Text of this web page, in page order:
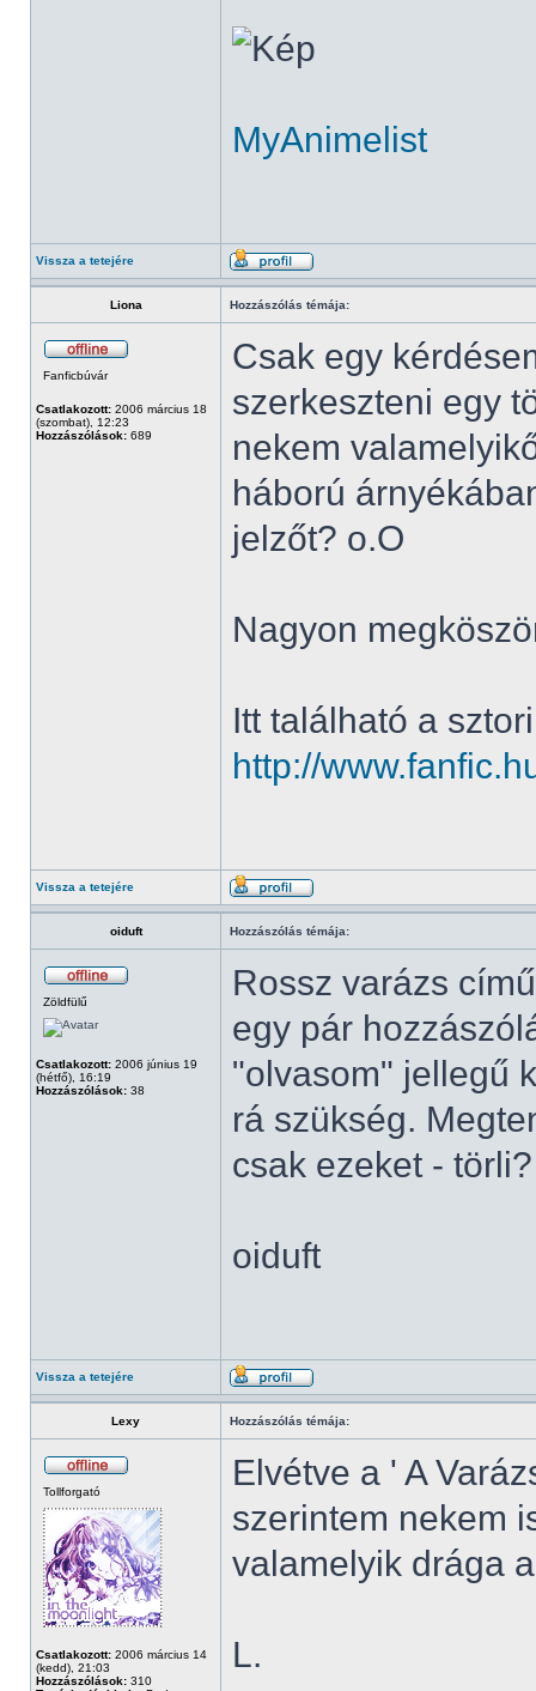
MyAnimelist
Vissza a tetejére
Liona Hozzászólás témája:
Fanficbúvár
Csatlakozott: 2006 március 18
(szombat), 12:23
Hozzászólások: 689
Csak egy
szerkeszteni egy
nekem
háború
jelzőt? o.O
Nagyon
Itt található a
http://
Vissza a tetejére
oiduft Hozzászólás témája:
Zöldfülű
Csatlakozott: 2006 június 19
(hétfő), 16:19
Hozzászólások: 38
Rossz varázs
egy pár
"olvasom" jellegű
rá szükség.
csak ezeket -
oiduft
Vissza a tetejére
Lexy Hozzászólás témája:
Tollforgató
Csatlakozott: 2006 március 14
(kedd), 21:03
Hozzászólások: 310
Elvétve a ' A
szerintem nekem
valamelyik drága
L.